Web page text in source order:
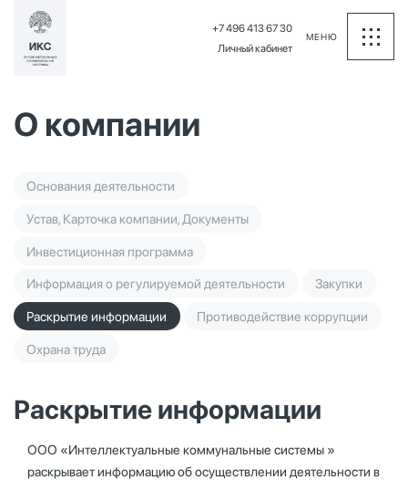
+7 496 413 67 30
Личный кабинет
МЕНЮ
О компании
Основания деятельности
Устав, Карточка компании, Документы
Инвестиционная программа
Информация о регулируемой деятельности Закупки
Раскрытие информации Противодействие коррупции
Охрана труда
Раскрытие информации
ООО «Интеллектуальные коммунальные системы »
раскрывает информацию об осуществлении деятельности в